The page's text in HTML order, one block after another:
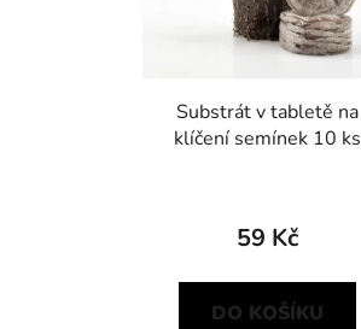
Substrát v tabletě na
klíčení semínek 10 ks
59 Kč
DO KOŠÍKU